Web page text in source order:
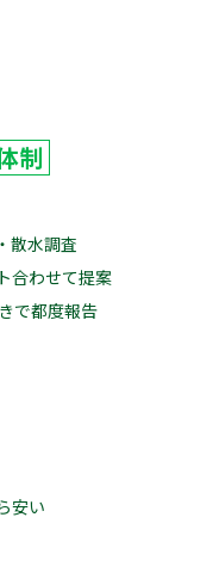
制
散水調査
合わせて提案
で都度報告
安い